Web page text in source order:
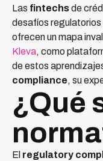
Las fintechsde
desafíos regulatorios
ofrecen un mapa
Kleva, como
de estos
compliance, su
¿Qué
El regulatory